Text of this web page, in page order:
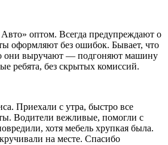
оптом. Всегда предупреждают о
оформляют без ошибок. Бывает, что
они выручают — подгоняют машину
ребята, без скрытых комиссий.
Приехали с утра, быстро все
Водители вежливые, помогли с
хотя мебель хрупкая была.
на месте. Спасибо